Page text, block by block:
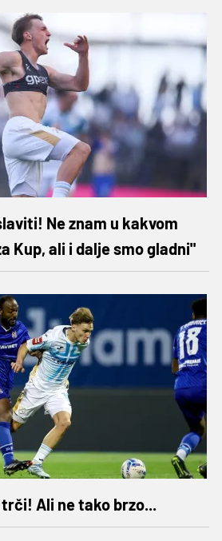
Ne znam u kakvom
Kup, ali i dalje smo gladni"
Ali ne tako brzo...